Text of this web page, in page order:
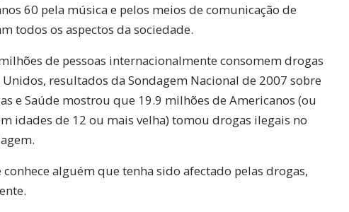
60 pela música e pelos meios de comunicação de
todos os aspectos da sociedade.
de pessoas internacionalmente consomem drogas
Unidos, resultados da Sondagem Nacional de 2007 sobre
e Saúde mostrou que 19.9 milhões de Americanos (ou
idades de 12 ou mais velha) tomou drogas ilegais no
conhece alguém que tenha sido afectado pelas drogas,